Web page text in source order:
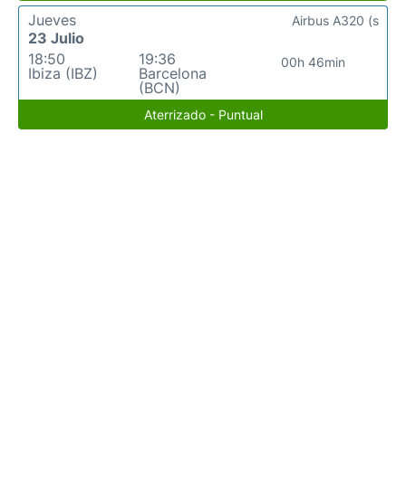
Jueves
23 Julio
18:50
Ibiza (IBZ)
19:36
Barcelona
(BCN)
00h 46min
Airbus A320 (s
Aterrizado - Puntual